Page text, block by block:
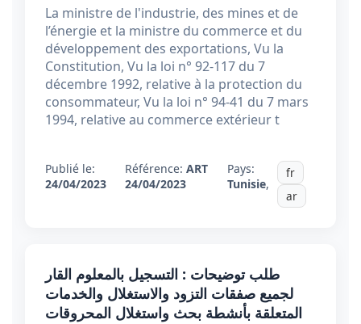
La ministre de l'industrie, des mines et de
l’énergie et la ministre du commerce et du
développement des exportations, Vu la
Constitution, Vu la loi n° 92-117 du 7
décembre 1992, relative à la protection du
consommateur, Vu la loi n° 94-41 du 7 mars
1994, relative au commerce extérieur t
Publié le:
24/04/2023
Référence: ART
24/04/2023
Pays:
Tunisie,
fr
ar
طلب توضیحات : التسجيل بالمعلوم القار
لجميع صفقات التزود والاستغلال والخدمات
المتعلقة بأنشطة بحث واستغلال المحروقات